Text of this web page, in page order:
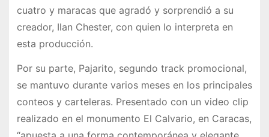
cuatro y maracas que agradó y sorprendió a su
creador, Ilan Chester, con quien lo interpreta en
esta producción.
Por su parte, Pajarito, segundo track promocional,
se mantuvo durante varios meses en los principales
conteos y carteleras. Presentado con un video clip
realizado en el monumento El Calvario, en Caracas,